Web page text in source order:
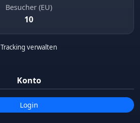
Besucher (EU)
10
Tracking verwalten
Konto
Login